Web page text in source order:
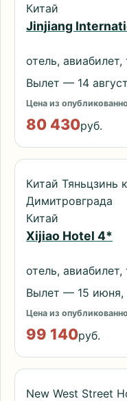
Китай
Jinjiang
отель,
Вылет — 14
Цена из
80 430руб.
Китай Тяньцзинь
Димитровграда
Китай
Xijiao Hotel 4*
отель,
Вылет — 15 июня,
Цена из
99 140руб.
New West Street